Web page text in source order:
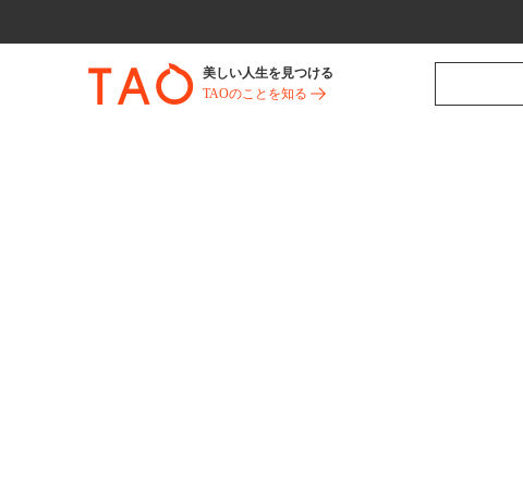
美しい人生を見つける
TAOのことを知る